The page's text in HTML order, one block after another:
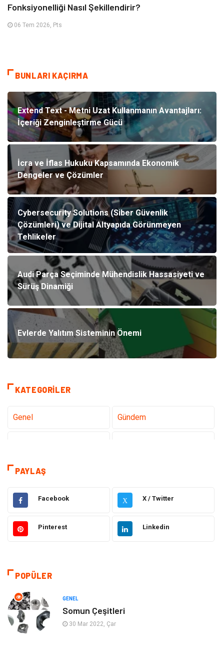
Fonksiyonelliği Nasıl Şekillendirir?
06 Tem 2026, Pts
BUNLARI KAÇIRMA
Extend Text - Metni Uzat Kullanmanın Avantajları:
İçeriği Zenginleştirme Gücü
İcra ve İflas Hukuku Kapsamında Ekonomik
Dengeler ve Çözümler
Cybersecurity Solutions (Siber Güvenlik
Çözümleri) ve Dijital Altyapıda Görünmeyen
Tehlikeler
Audi Parça Seçiminde Mühendislik Hassasiyeti ve
Sürüş Dinamiği
Evlerde Yalıtım Sisteminin Önemi
KATEGORILER
Genel Gündem
Tanıtıcı Reklam
Elektrik Elektronik Makine
Otomotiv Ulaşım ve Taşımacılık
Giyim
Eğitim & Kariyer
Alışveriş
PAYLAŞ
Facebook X X / Twitter
Pinterest Linkedin
POPÜLER
GENEL
Somun Çeşitleri
30 Mar 2022, Çar